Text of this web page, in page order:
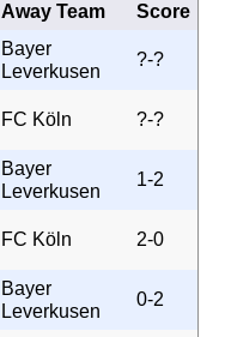
Away Team
Score
Bayer
Leverkusen
?-?
FC Köln ?-?
Bayer
Leverkusen
1-2
FC Köln 2-0
Bayer
Leverkusen
0-2